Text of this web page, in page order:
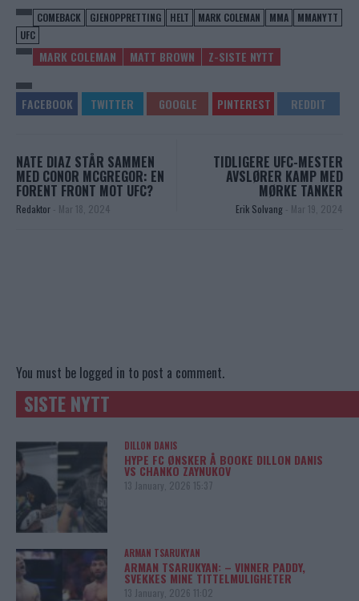
COMEBACK GJENOPPRETTING HELT MARK COLEMAN MMA
MMANYTT
UFC
MARK COLEMAN MATT BROWN Z-SISTE NYTT
NATE DIAZ STÅR SAMMEN
MED CONOR MCGREGOR: EN
FORENT FRONT MOT UFC?
Redaktor - Mar 18, 2024
TIDLIGERE UFC-MESTER
AVSLØRER KAMP MED
MØRKE TANKER
Erik Solvang - Mar 19, 2024
You must be logged in to post a comment.
SISTE NYTT
DILLON DANIS
HYPE FC ØNSKER Å BOOKE DILLON DANIS
VS CHANKO ZAYNUKOV
13 January, 2026 15:37
ARMAN TSARUKYAN
ARMAN TSARUKYAN: – VINNER PADDY,
SVEKKES MINE TITTELMULIGHETER
13 January, 2026 11:02